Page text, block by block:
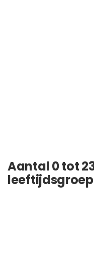
Aantal 0 tot
leeftijdsgroep